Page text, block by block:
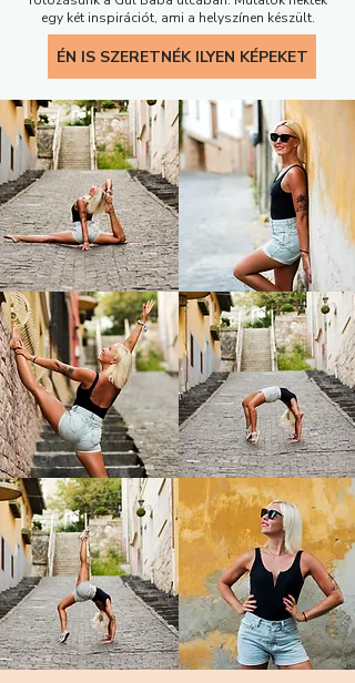
egy két inspirációt, ami a helyszínen készült.
ÉN IS SZERETNÉK ILYEN KÉPEKET